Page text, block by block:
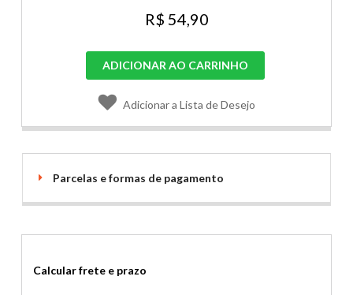
R$ 54,90
ADICIONAR AO CARRINHO
Adicionar a Lista de Desejo
Parcelas e formas de pagamento
Calcular frete e prazo